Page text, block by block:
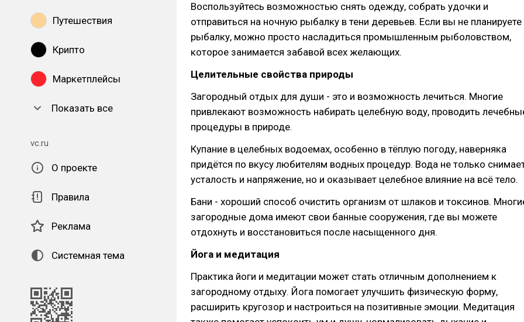
Путешествия
Крипто
Маркетплейсы
Показать все
vc.ru
О проекте
Правила
Реклама
Системная тема
Воспользуйтесь возможностью снять одежду, собрать удочки и
отправиться на ночную рыбалку в тени деревьев. Если вы не планируете
рыбалку, можно просто насладиться промышленным рыболовством,
которое занимается забавой всех желающих.
Целительные свойства природы
Загородный отдых для души - это и возможность лечиться. Многие
привлекают возможность набирать целебную воду, проводить
процедуры в природе.
Купание в целебных водоемах, особенно в тёплую погоду, наверняка
придётся по вкусу любителям водных процедур. Вода не только
усталость и напряжение, но и оказывает целебное влияние на всё тело.
Бани - хороший способ очистить организм от шлаков и токсинов.
загородные дома имеют свои банные сооружения, где вы можете
отдохнуть и восстановиться после насыщенного дня.
Йога и медитация
Практика йоги и медитации может стать отличным дополнением к
загородному отдыху. Йога помогает улучшить физическую форму,
расширить кругозор и настроиться на позитивные эмоции. Медитация